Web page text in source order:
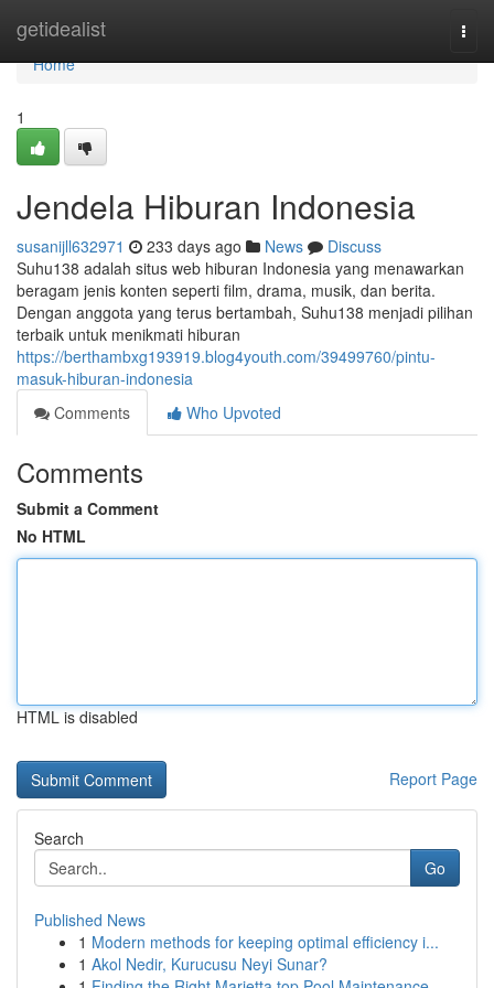
getidealist
Home
Home
1
Jendela Hiburan Indonesia
susanijll632971 233 days ago News
Discuss
Suhu138 adalah situs web hiburan Indonesia yang menawarkan
beragam jenis konten seperti film, drama, musik, dan berita.
Dengan anggota yang terus bertambah, Suhu138 menjadi pilihan
terbaik untuk menikmati hiburan
https://berthambxg193919.blog4youth.com/39499760/pintu-
masuk-hiburan-indonesia
Comments
Who Upvoted
Comments
Submit a Comment
No HTML
HTML is disabled
Report Page
Search
Go
Published News
1 Modern methods for keeping optimal efficiency i...
1 Akol Nedir, Kurucusu Neyi Sunar?